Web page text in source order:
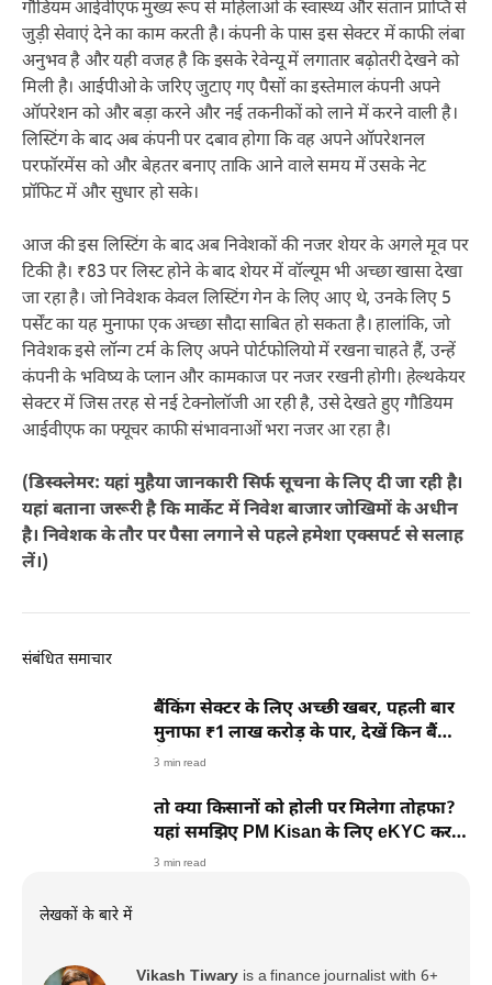
गौडियम आईवीएफ मुख्य रूप से महिलाओं के स्वास्थ्य और संतान प्राप्ति से
जुड़ी सेवाएं देने का काम करती है। कंपनी के पास इस सेक्टर में काफी लंबा
अनुभव है और यही वजह है कि इसके रेवेन्यू में लगातार बढ़ोतरी देखने को
मिली है। आईपीओ के जरिए जुटाए गए पैसों का इस्तेमाल कंपनी अपने
ऑपरेशन को और बड़ा करने और नई तकनीकों को लाने में करने वाली है।
लिस्टिंग के बाद अब कंपनी पर दबाव होगा कि वह अपने ऑपरेशनल
परफॉरमेंस को और बेहतर बनाए ताकि आने वाले समय में उसके नेट
प्रॉफिट में और सुधार हो सके।
आज की इस लिस्टिंग के बाद अब निवेशकों की नजर शेयर के अगले मूव पर
टिकी है। ₹83 पर लिस्ट होने के बाद शेयर में वॉल्यूम भी अच्छा खासा देखा
जा रहा है। जो निवेशक केवल लिस्टिंग गेन के लिए आए थे, उनके लिए 5
पर्सेंट का यह मुनाफा एक अच्छा सौदा साबित हो सकता है। हालांकि, जो
निवेशक इसे लॉन्ग टर्म के लिए अपने पोर्टफोलियो में रखना चाहते हैं, उन्हें
कंपनी के भविष्य के प्लान और कामकाज पर नजर रखनी होगी। हेल्थकेयर
सेक्टर में जिस तरह से नई टेक्नोलॉजी आ रही है, उसे देखते हुए गौडियम
आईवीएफ का फ्यूचर काफी संभावनाओं भरा नजर आ रहा है।
(डिस्क्लेमर: यहां मुहैया जानकारी सिर्फ सूचना के लिए दी जा रही है।
यहां बताना जरूरी है कि मार्केट में निवेश बाजार जोखिमों के अधीन
है। निवेशक के तौर पर पैसा लगाने से पहले हमेशा एक्सपर्ट से सलाह
लें।)
संबंधित समाचार
बैंकिंग सेक्टर के लिए अच्छी खबर, पहली बार
मुनाफा ₹1 लाख करोड़ के पार, देखें किन बैंकों
ने मारी बाजी
3 min read
तो क्या किसानों को होली पर मिलेगा तोहफा?
यहां समझिए PM Kisan के लिए eKYC करने
का आसान तरीका
3 min read
लेखकों के बारे में
Vikash Tiwary is a finance journalist with 6+